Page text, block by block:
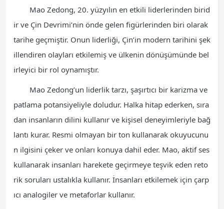
Mao Zedong, 20. yüzyılın en etkili liderlerinden birid
ir ve Çin Devrimi’nin önde gelen figürlerinden biri olarak
tarihe geçmiştir. Onun liderliği, Çin’in modern tarihini şek
illendiren olayları etkilemiş ve ülkenin dönüşümünde bel
irleyici bir rol oynamıştır.
Mao Zedong’un liderlik tarzı, şaşırtıcı bir karizma ve
patlama potansiyeliyle doludur. Halka hitap ederken, sıra
dan insanların dilini kullanır ve kişisel deneyimleriyle bağ
lantı kurar. Resmi olmayan bir ton kullanarak okuyucunu
n ilgisini çeker ve onları konuya dahil eder. Mao, aktif ses
kullanarak insanları harekete geçirmeye teşvik eden reto
rik soruları ustalıkla kullanır. İnsanları etkilemek için çarp
ıcı analogiler ve metaforlar kullanır.